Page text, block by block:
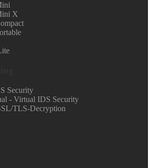
X
Security
- Virtual IDS Security
TLS-Decryption